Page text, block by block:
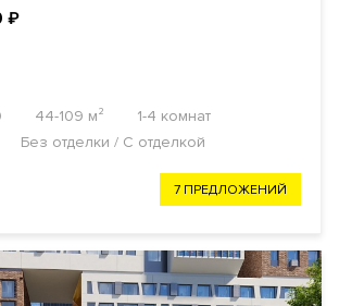
₽
44-109 м²
1-4 комнат
Без отделки / С отделкой
7 ПРЕДЛОЖЕНИЙ